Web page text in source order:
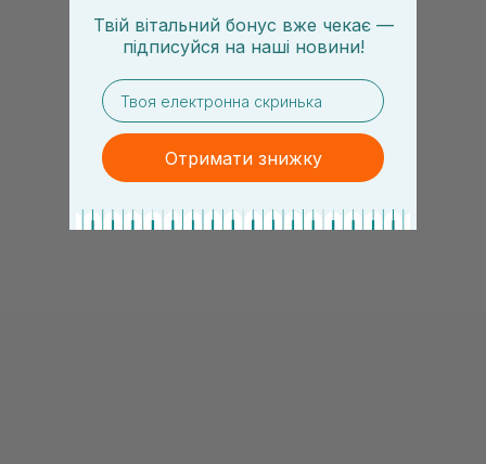
Твій вітальний бонус вже чекає —
підписуйся на наші новини!
email
Отримати знижку